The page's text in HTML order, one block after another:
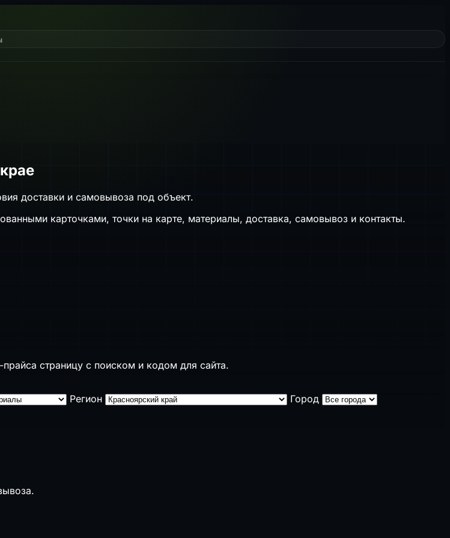
доставки и самовывоза под объект.
карточками, точки на карте, материалы, доставка, самовывоз и контакты.
страницу с поиском и кодом для сайта.
Регион
Город